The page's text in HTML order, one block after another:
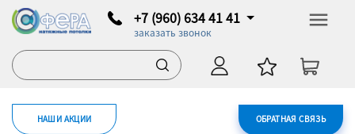
+7 (960) 634 41 41
заказать звонок
ОБРАТНАЯ СВЯЗЬ
НАШИ АКЦИИ